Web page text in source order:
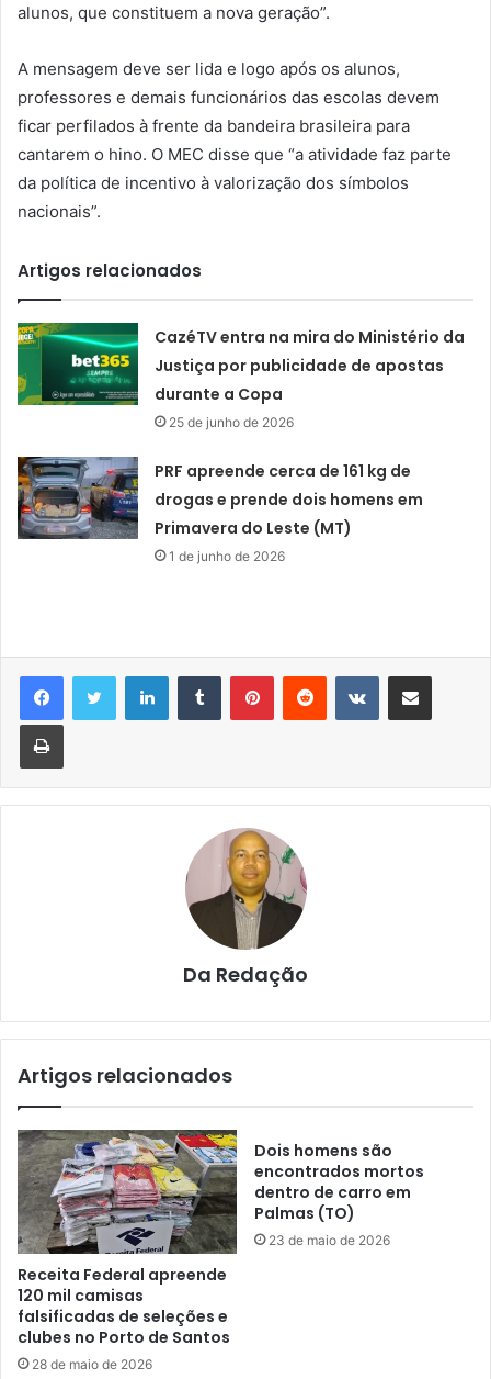
alunos, que constituem a nova geração”.
A mensagem deve ser lida e logo após os alunos,
professores e demais funcionários das escolas devem
ficar perfilados à frente da bandeira brasileira para
cantarem o hino. O MEC disse que “a atividade faz parte
da política de incentivo à valorização dos símbolos
nacionais”.
Artigos relacionados
CazéTV entra na mira do Ministério da
Justiça por publicidade de apostas
durante a Copa
25 de junho de 2026
PRF apreende cerca de 161 kg de
drogas e prende dois homens em
Primavera do Leste (MT)
1 de junho de 2026
LinkedinTumblr PinterestReddit VK Compartilhar via e-mail
Imprimir
Da Redação
Artigos relacionados
Receita Federal apreende
120 mil camisas
falsificadas de seleções e
clubes no Porto de Santos
28 de maio de 2026
Dois homens são
encontrados mortos
dentro de carro em
Palmas (TO)
23 de maio de 2026